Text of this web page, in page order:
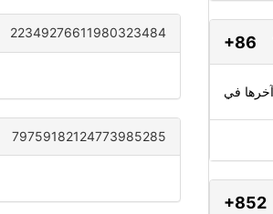
22349276611980323484
79759182124773985285
+86
+852